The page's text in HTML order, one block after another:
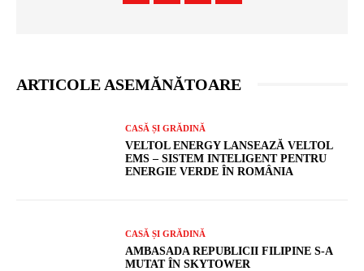
ARTICOLE ASEMĂNĂTOARE
CASĂ ȘI GRĂDINĂ
VELTOL ENERGY LANSEAZĂ VELTOL
EMS – SISTEM INTELIGENT PENTRU
ENERGIE VERDE ÎN ROMÂNIA
CASĂ ȘI GRĂDINĂ
AMBASADA REPUBLICII FILIPINE S-A
MUTAT ÎN SKYTOWER